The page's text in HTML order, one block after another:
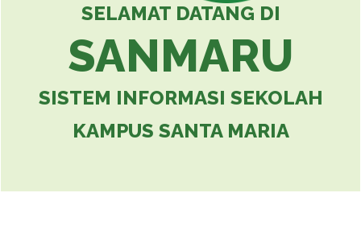
SELAMAT DATANG DI
SANMARU
SISTEM INFORMASI SEKOLAH
KAMPUS SANTA MARIA